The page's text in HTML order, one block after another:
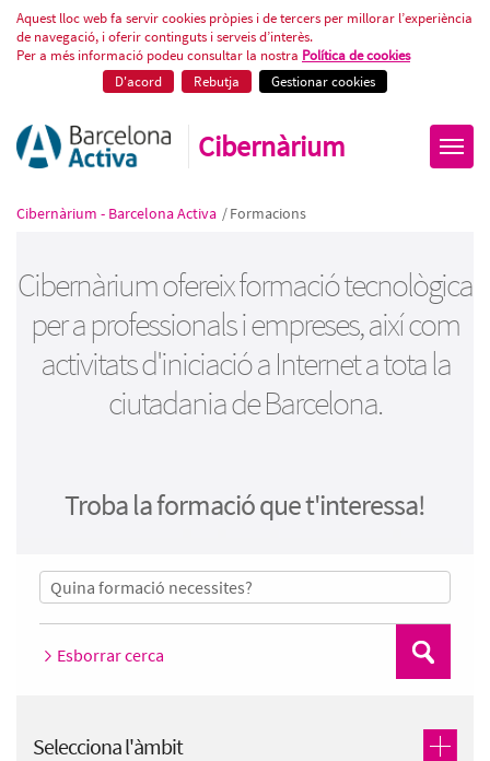
Cursos gratuïts de tecnologia
Aquest lloc web fa servir cookies pròpies i de tercers per millorar l’experiència
de navegació, i oferir continguts i serveis d’interès.
Per a més informació podeu consultar la nostra Política de cookies
D'acord
Rebutja Gestionar cookies
Cibernàrium
Cibernàrium - Barcelona Activa /Formacions
Cibernàrium ofereix formació tecnològica
per a professionals i empreses, així com
activitats d'iniciació a Internet a tota la
ciutadania de Barcelona.
Troba la formació que t'interessa!
Cerca
Esborrar cerca
Selecciona l'àmbit